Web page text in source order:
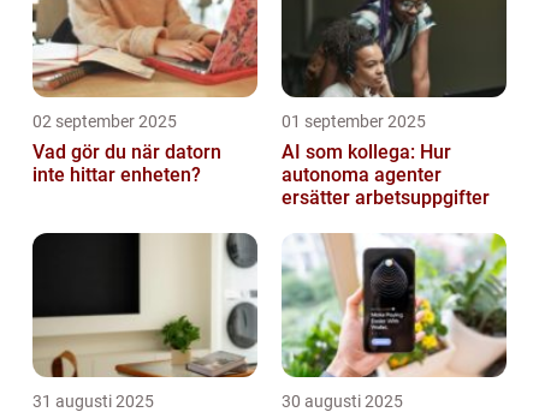
02 september 2025
Vad gör du när datorn
inte hittar enheten?
01 september 2025
AI som kollega: Hur
autonoma agenter
ersätter arbetsuppgifter
31 augusti 2025 30 augusti 2025